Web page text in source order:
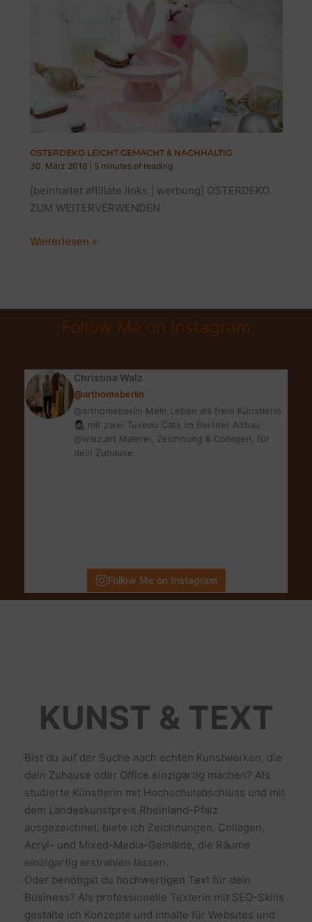
OSTERDEKO LEICHT GEMACHT & NACHHALTIG
30. März 2018
5 minutes of reading
[beinhaltet affiliate links | werbung] OSTERDEKO
ZUM WEITERVERWENDEN
OSTERDEKO
NACHHALTIG
Weiterlesen »
Follow Me on Instagram
Christina Walz
@arthomeberlin
@arthomeberlin Mein Leben als freie Künstlerin
👩🏻‍🎨 mit zwei Tuxedo Cats im Berliner Altbau
@walz.art Malerei, Zeichnung & Collagen, für
dein Zuhause
Follow Me on Instagram
KUNST & TEXT
Bist du auf der Suche nach echten Kunstwerken, die
dein Zuhause oder Office einzigartig machen? Als
studierte Künstlerin mit Hochschulabschluss und mit
dem Landeskunstpreis Rheinland-Pfalz
ausgezeichnet, biete ich Zeichnungen, Collagen,
Acryl- und Mixed-Media-Gemälde, die Räume
einzigartig erstrahlen lassen.
Oder benötigst du hochwertigen Text für dein
Business? Als professionelle Texterin mit SEO-Skills
gestalte ich Konzepte und Inhalte für Websites und